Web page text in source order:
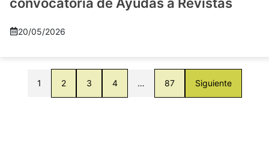
20/05/2026
1 2 3 4 … 87 Siguiente